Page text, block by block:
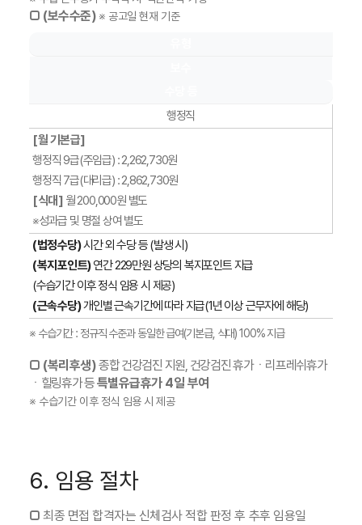
□ (보수수준) ※ 공고일 현재 기준
행정직
[월 기본급]
행정직 9급(주임급) : 2,262,730원
행정직 7급(대리급) : 2,862,730원
[식대] 월 200,000원 별도
※성과급 및 명절 상여 별도
(법정수당)시간 외 수당 등 (발생 시)
(복지포인트)연간 229만원 상당의 복지포인트 지급
(수습기간 이후 정식 임용 시 제공)
(근속수당)개인별 근속기간에 따라 지급(1년 이상 근무자에 해당)
※ 수습기간 : 정규직 수준과 동일한 급여(기본급, 식대) 100% 지급
□ (복리후생)종합 건강검진 지원, 건강검진 휴가ㆍ리프레쉬휴가
ㆍ힐링휴가 등특별유급휴가 4일 부여
※ 수습기간 이후 정식 임용 시 제공
6. 임용 절차
□최종 면접 합격자는 신체검사 적합 판정 후 추후 임용일